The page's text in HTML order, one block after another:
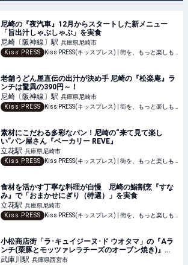
尼崎の『夜汽車』12月からスタートした新メニュー
「旨出汁しゃぶしゃぶ」を実食
尼崎〔阪神線〕駅 兵庫県尼崎市
Kiss PRESS
老舗うどん屋直伝の出汁が決め手 尼崎の『松楽庵』ラ
ンチは驚異の390円～！
尼崎〔阪神線〕駅 兵庫県尼崎市
Kiss PRESS
素材にこだわる多彩なパン！尼崎の“来て見て楽し
い”パン屋さん『ベーカリー REVE』
立花駅 兵庫県尼崎市
Kiss PRESS
食材を活かす丁寧な料理が自慢 尼崎の鮨割烹『すな
み』で「おまかせにぎり（特選）」を実食
立花駅 兵庫県尼崎市
Kiss PRESS
小松商店街「ラ･キュイジーヌ･ド ウオタマ」の『Aラ
ンチ(栗豚とモッツァレラチーズのオーブン焼き)』
【やじきたグルメ】
武庫川駅 兵庫県西宮市